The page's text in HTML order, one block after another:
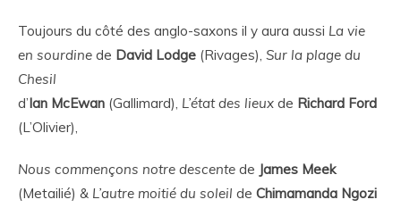
Toujours du côté des anglo-saxons il y aura aussi La vie
en sourdine de David Lodge (Rivages), Sur la plage du
Chesil
d’Ian McEwan (Gallimard), L’état des lieux de Richard Ford
(L’Olivier),
Nous commençons notre descente de James Meek
(Metailié) & L’autre moitié du soleil de Chimamanda Ngozi